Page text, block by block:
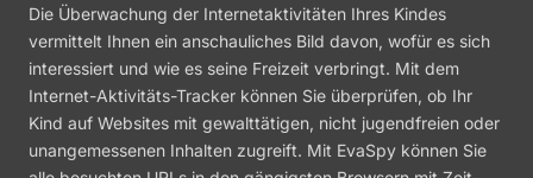
Die Überwachung der Internetaktivitäten Ihres Kindes
vermittelt Ihnen ein anschauliches Bild davon, wofür es sich
interessiert und wie es seine Freizeit verbringt. Mit dem
Internet-Aktivitäts-Tracker können Sie überprüfen, ob Ihr
Kind auf Websites mit gewalttätigen, nicht jugendfreien oder
unangemessenen Inhalten zugreift. Mit EvaSpy können Sie